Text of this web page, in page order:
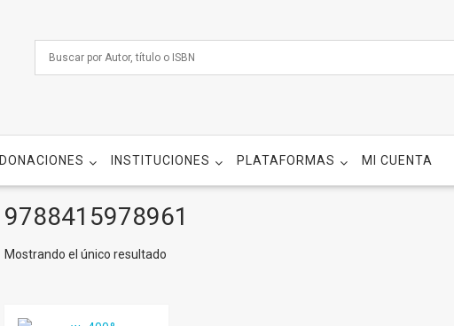
DONACIONES INSTITUCIONES PLATAFORMAS MI CUENTA
9788415978961
Mostrando el único resultado